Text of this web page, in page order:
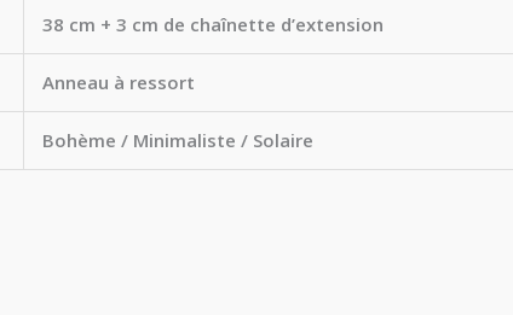
38 cm + 3 cm de chaînette d’extension
Anneau à ressort
Bohème / Minimaliste / Solaire